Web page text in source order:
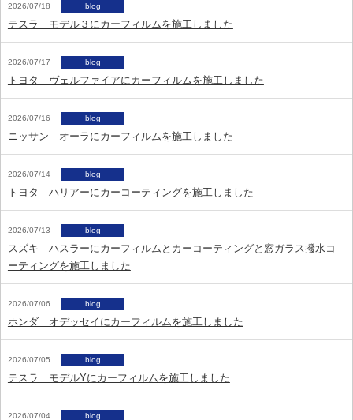
2026/07/18 blog
テスラ モデル３にカーフィルムを施工しました
2026/07/17 blog
トヨタ ヴェルファイアにカーフィルムを施工しました
2026/07/16 blog
ニッサン オーラにカーフィルムを施工しました
2026/07/14 blog
トヨタ ハリアーにカーコーティングを施工しました
2026/07/13 blog
スズキ ハスラーにカーフィルムとカーコーティングと窓ガラス撥水コ
ーティングを施工しました
2026/07/06 blog
ホンダ オデッセイにカーフィルムを施工しました
2026/07/05 blog
テスラ モデルYにカーフィルムを施工しました
2026/07/04 blog